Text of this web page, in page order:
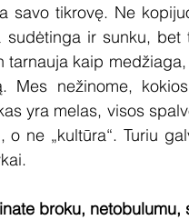
savo tikrovę. Ne
ir sunku, bet
kaip
Mes nežinome,
yra melas, visos
ne „kultūra“. Turiu
broku, netobulumu,